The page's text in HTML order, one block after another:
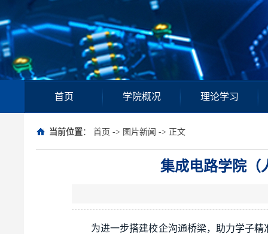
首页 学院概况 理论学习
当前位置： 首页 -> 图片新闻 -> 正文
集成电路学院（
为进一步搭建校企沟通桥梁，助力学子